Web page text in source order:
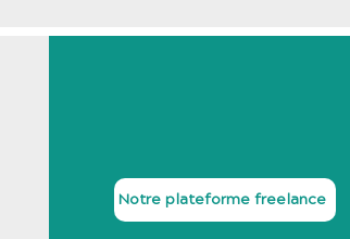
Notre plateforme freelance